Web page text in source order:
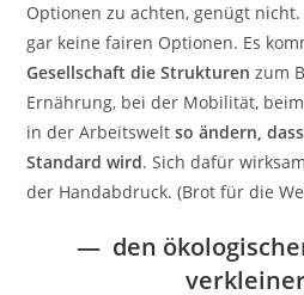
Optionen zu achten, genügt
gar keine fairen Optionen. Es
Gesellschaft die Strukturen zum
Ernährung, bei der Mobilität,
in der Arbeitsweltso ändern,
Standard wird. Sich dafür
der Handabdruck. (Brot für die
— den